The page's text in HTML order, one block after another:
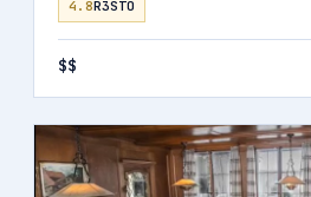
4.8R3STO
$$